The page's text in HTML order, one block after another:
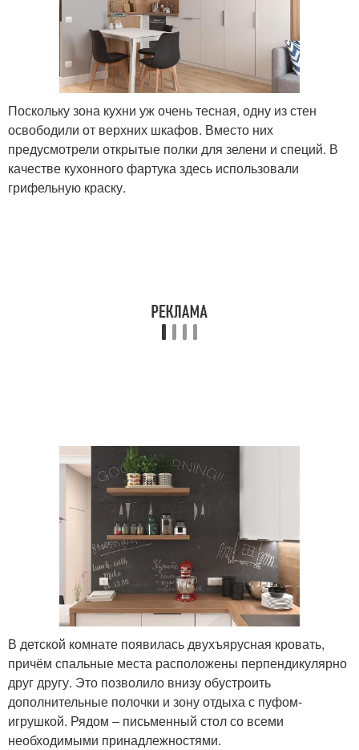
Поскольку зона кухни уж очень тесная, одну из стен
освободили от верхних шкафов. Вместо них
предусмотрели открытые полки для зелени и специй. В
качестве кухонного фартука здесь использовали
грифельную краску.
В детской комнате появилась двухъярусная кровать,
причём спальные места расположены перпендикулярно
друг другу. Это позволило внизу обустроить
дополнительные полочки и зону отдыха с пуфом-
игрушкой. Рядом – письменный стол со всеми
необходимыми принадлежностями.